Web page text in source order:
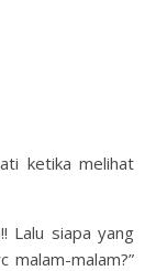
ketika melihat
Lalu siapa yang
malam-malam?”